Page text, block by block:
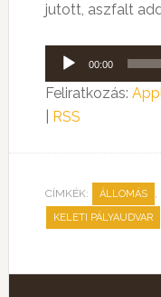
jutott, aszfalt
Audió
lejátszó
00:00
Feliratkozás:
RSS
CÍMKÉK: ÁLLOMÁS ,
KELETI PÁLYAUDVAR